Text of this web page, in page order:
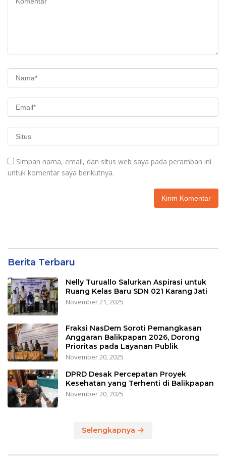
Simpan nama, email, dan situs web saya pada peramban ini
untuk komentar saya berikutnya.
Berita Terbaru
Nelly Turuallo Salurkan Aspirasi untuk
Ruang Kelas Baru SDN 021 Karang Jati
November 21, 2025
Fraksi NasDem Soroti Pemangkasan
Anggaran Balikpapan 2026, Dorong
Prioritas pada Layanan Publik
November 20, 2025
DPRD Desak Percepatan Proyek
Kesehatan yang Terhenti di Balikpapan
November 20, 2025
Selengkapnya